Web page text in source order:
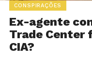
CONSPIRAÇÕES
Ex-agente
Trade Center
CIA?